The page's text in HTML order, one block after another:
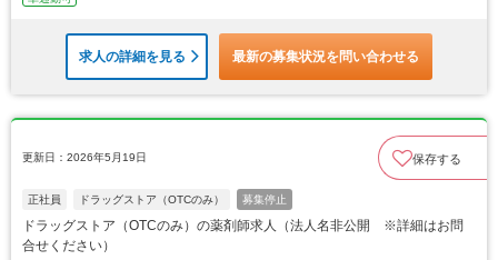
求人の詳細を見る 最新の募集状況を問い合わせる
更新日：2026年5月19日 保存する
正社員 ドラッグストア（OTCのみ） 募集停止
ドラッグストア（OTCのみ）の薬剤師求人（法人名非公開 ※詳細はお問
合せください）